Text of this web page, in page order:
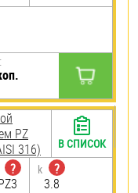
PZ
316)
?
k
?
3.8
В СПИСОК